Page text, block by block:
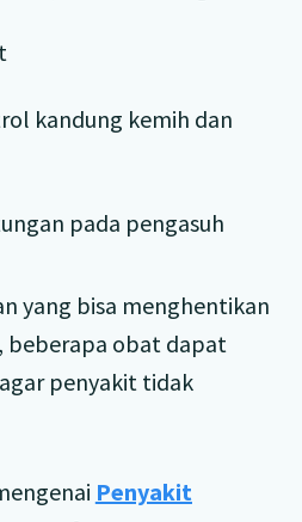
kandung kemih dan
pada pengasuh
yang bisa menghentikan
beberapa obat dapat
penyakit tidak
Penyakit